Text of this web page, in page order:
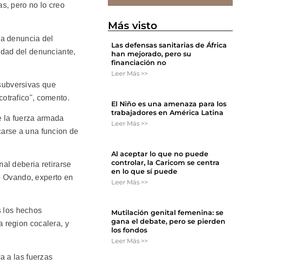
pero no lo creo
denuncia del
del denunciante,
que
comento.
fuerza armada
a una funcion de
deberia retirarse
experto en
los hechos
region cocalera, y
a las fuerzas
Más visto
Las defensas sanitarias de África
han mejorado, pero su
financiación no
Leer Más >>
El Niño es una amenaza para los
trabajadores en América Latina
Leer Más >>
Al aceptar lo que no puede
controlar, la Caricom se centra
en lo que sí puede
Leer Más >>
Mutilación genital femenina: se
gana el debate, pero se pierden
los fondos
Leer Más >>